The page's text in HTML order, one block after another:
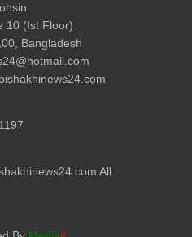
10 (Ist Floor)
Bangladesh
All